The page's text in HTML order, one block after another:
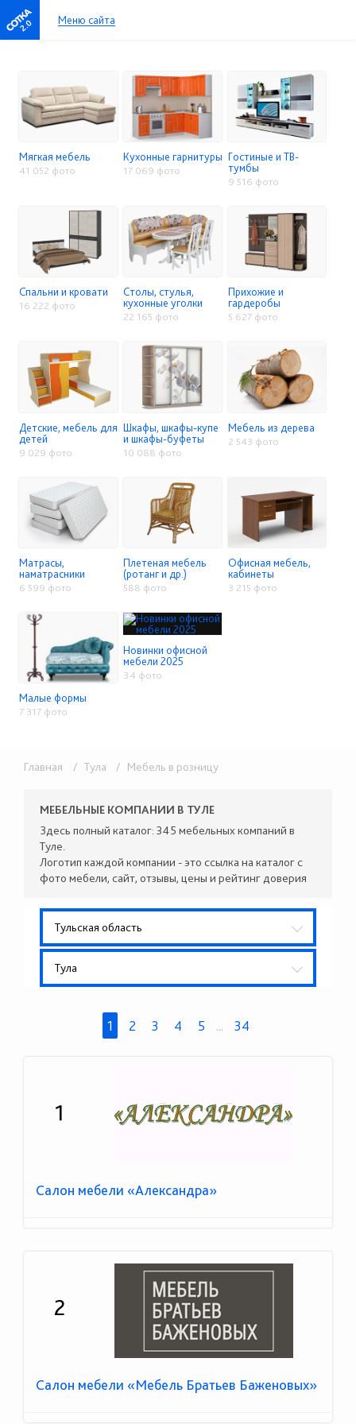
2.0 Меню сайта
Мягкая мебель
41 052 фото
Кухонные гарнитуры
17 069 фото
Гостиные и ТВ-
тумбы
9 516 фото
Спальни и кровати
16 222 фото
Столы, стулья,
кухонные уголки
22 165 фото
Прихожие и
гардеробы
5 627 фото
Детские, мебель для
детей
9 029 фото
Шкафы, шкафы-купе
и шкафы-буфеты
10 088 фото
Мебель из дерева
2 543 фото
Матрасы,
наматрасники
6 599 фото
Плетеная мебель
(ротанг и др.)
588 фото
Офисная мебель,
кабинеты
3 215 фото
Малые формы
7 317 фото
Новинки офисной
мебели 2025
34 фото
Главная / Тула / Мебель в розницу
МЕБЕЛЬНЫЕ КОМПАНИИ В ТУЛЕ
Здесь полный каталог: 345 мебельных компаний в
Туле.
Логотип каждой компании - это ссылка на каталог с
фото мебели, сайт, отзывы, цены и рейтинг доверия
Тульская область
Тула
1 2 3 4 5 ... 34
1
Салон мебели «Александра»
2
Салон мебели «Мебель Братьев Баженовых»